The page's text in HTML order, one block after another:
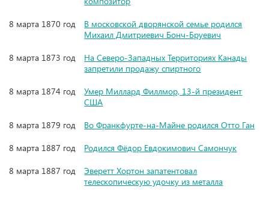
8 марта 1870 год
В московской дворянской семье родился
Михаил Дмитриевич Бонч-Бруевич
8 марта 1873 год
На Северо-Западных Территориях Канады
запретили продажу спиртного
8 марта 1874 год
Умер Миллард Филлмор, 13-й президент
США
8 марта 1879 год
Во Франкфурте-на-Майне родился Отто Ган
8 марта 1887 год
Родился Фёдор Евдокимович Самончук
8 марта 1887 год
Эверетт Хортон запатентовал
телескопическую удочку из металла